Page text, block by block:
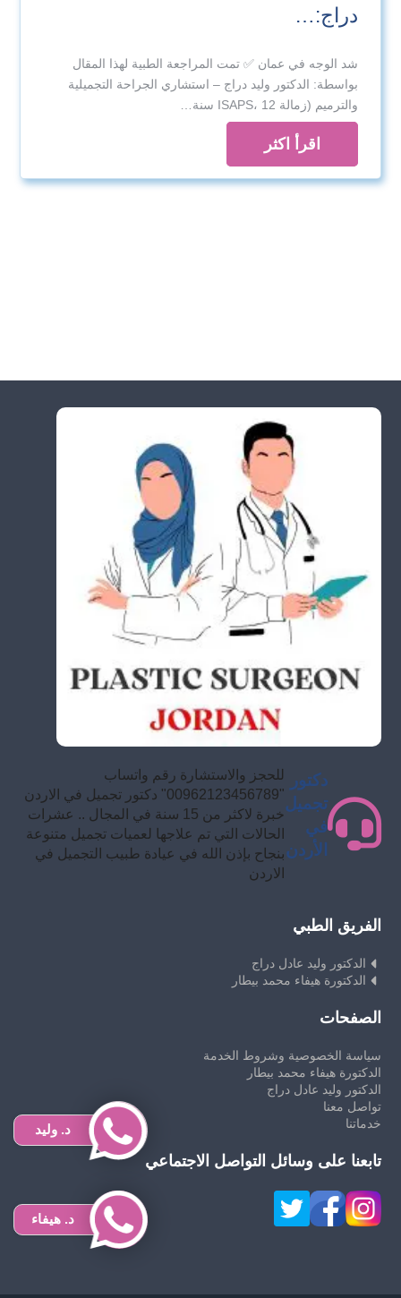
دراج:…
شد الوجه في عمان ✅ تمت المراجعة الطبية لهذا المقال
بواسطة: الدكتور وليد دراج – استشاري الجراحة التجميلية
والترميم (زمالة ISAPS، 12 سنة…
اقرأ اكثر
دكتور
تجميل
في
الأردن
للحجز والاستشارة رقم واتساب
"00962123456789" دكتور تجميل في الاردن
خبرة لاكثر من 15 سنة في المجال .. عشرات
الحالات التي تم علاجها لعميات تجميل متنوعة
بنجاح بإذن الله في عيادة طبيب التجميل في
الاردن
الفريق الطبي
الدكتور وليد عادل دراج
الدكتورة هيفاء محمد بيطار
الصفحات
سياسة الخصوصية وشروط الخدمة
الدكتورة هيفاء محمد بيطار
الدكتور وليد عادل دراج
تواصل معنا
خدماتنا
تابعنا على وسائل التواصل الاجتماعي
د. وليد
د. هيفاء